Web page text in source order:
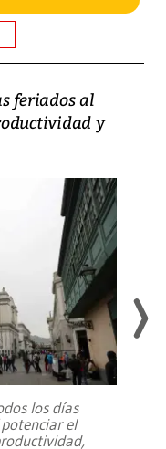
feriados al
y
los días
el